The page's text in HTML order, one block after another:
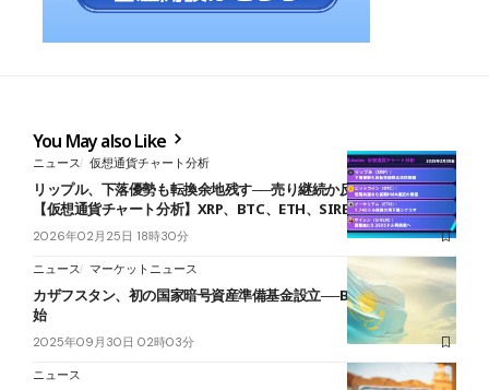
You May also Like
ニュース 仮想通貨チャート分析
リップル、下落優勢も転換余地残す──売り継続か反発かの分岐点
【仮想通貨チャート分析】XRP、BTC、ETH、SIREN
2026年02月25日 18時30分
ニュース マーケットニュース
カザフスタン、初の国家暗号資産準備基金設立──BNB購入で運用開
始
2025年09月30日 02時03分
ニュース